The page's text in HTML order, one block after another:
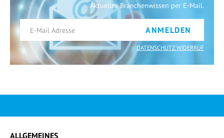
Aktuelles Branchenwissen per E-Mail.
ANMELDEN
DATENSCHUTZ WIDERRUF
ALLGEMEINES